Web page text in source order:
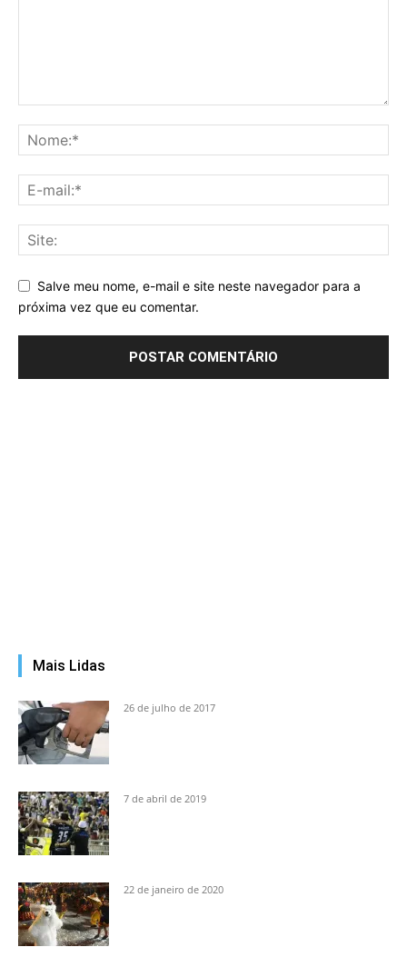
Salve meu nome, e-mail e site neste navegador para a
próxima vez que eu comentar.
Mais Lidas
26 de julho de 2017
7 de abril de 2019
22 de janeiro de 2020